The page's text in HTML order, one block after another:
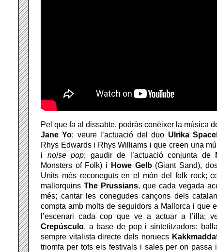
Pel que fa al dissabte, podràs conèixer la música
Jane Yo; veure l’actuació del duo Ulrika
Rhys Edwards i Rhys Williams i que creen una
i noise pop; gaudir de l’actuació conjunta de
Monsters of Folk) i
Howe Gelb(Giant Sand),
Units més reconeguts en el món del folk rock;
mallorquins The Prussians, que cada vegada
més; cantar les conegudes cançons dels
compta amb molts de seguidors a Mallorca i que
l’escenari cada cop que ve a actuar a l’illa;
Crepúsculo, a base de pop i sintetitzadors;
sempre vitalista directe dels noruecs
triomfa per tots els festivals i sales per on passa